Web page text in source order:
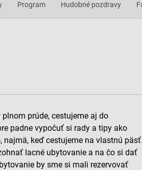
Program Hudobné pozdravy
prúde, cestujeme aj do
padne vypočuť si rady a tipy ako
najmä, keď cestujeme na vlastnú
lacné ubytovanie a na čo si dať
by sme si mali rezervovať